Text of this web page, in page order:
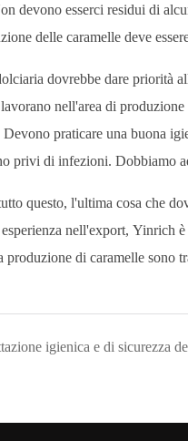
devono esserci residui di
delle caramelle deve
dovrebbe dare priorità
nell'area di
Devono praticare una buona
privi di infezioni. Dobbiamo
questo, l'ultima cosa che
nell'export, Yinrich
produzione di caramelle sono